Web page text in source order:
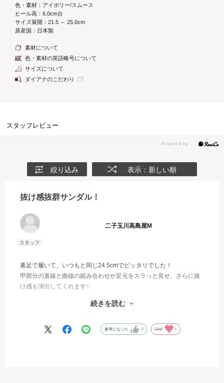
色・素材：アイボリー/スムース
ヒール高：6.0cm台
サイズ展開：21.5 ～ 25.0cm
原産国：日本製
素材について
色・素材の英語略号について
サイズについて
ダイアナのこだわり
スタッフレビュー
絞り込み 表示：新しい順
抜け感抜群サンダル！
二子玉川高島屋M
素足で履いて、いつもと同じ24.5cmでピッタリでした！
甲部分の直線と曲線の組み合わせが足元をスラっと見せ、さらに抜
け感も演出してくれます✨
特にアイボリーは、明るいコーディネートと合わせるとより爽やか
続きを読む
参考になった 0 Like! 6